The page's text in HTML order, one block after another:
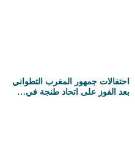
احتفالات جمهور المغرب التطواني
بعد الفوز على اتحاد طنجة في…